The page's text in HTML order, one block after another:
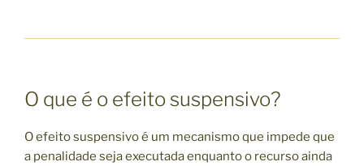
O que é o efeito suspensivo?
O efeito suspensivo é um mecanismo que impede que
a penalidade seja executada enquanto o recurso ainda